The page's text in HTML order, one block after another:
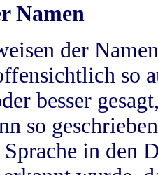
Namen
der
so
besser
so
Sprache in